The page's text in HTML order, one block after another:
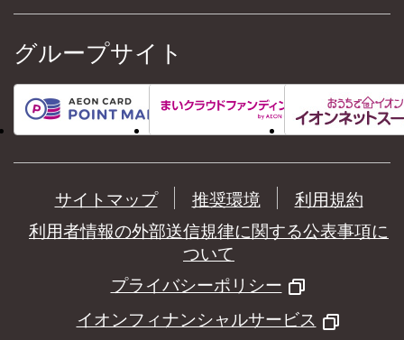
グループサイト
サイトマップ 推奨環境
利用規約
利用者情報の外部送信規律に関する公表事項に
ついて
プライバシーポリシー
イオンフィナンシャルサービス